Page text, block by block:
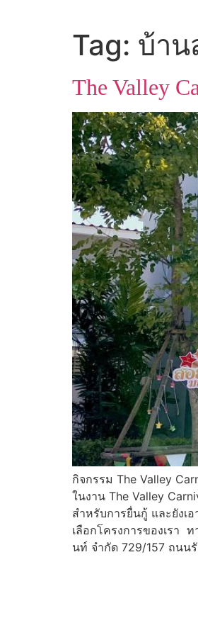
Tag: บ้าน
The Valley
กิจกรรม The Valley
ในงาน The Valley
สำหรับการยื่นกู้ และยังเ
เลือกโครงการของเรา
นท์ จำกัด 729/157 ถนน